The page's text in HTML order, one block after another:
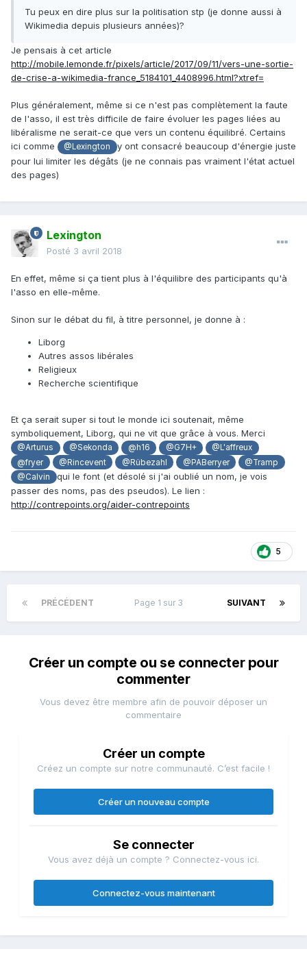
Tu peux en dire plus sur la politisation stp (je donne aussi à
Wikimedia depuis plusieurs années)?
Je pensais à cet article
http://mobile.lemonde.fr/pixels/article/2017/09/11/vers-une-sortie-
de-crise-a-wikimedia-france_5184101_4408996.html?xtref=
Plus généralement, même si ce n'est pas complètement la faute
de l'asso, il est très difficile de faire évoluer les pages liées au
libéralisme ne serait-ce que vers un contenu équilibré. Certains
ici comme
@Lexington
y ont consacré beaucoup d'énergie juste
pour lui limiter les dégâts (je ne connais pas vraiment l'état actuel
des pages)
Lexington
Posté 3 avril 2018
En effet, même si ça tient plus à l'équilibre des participants qu'à
l'asso en elle-même.
Sinon sur le débat du fil, à titre personnel, je donne à :
Liborg
Autres assos libérales
Religieux
Recherche scientifique
Et ça serait super si tout le monde ici soutenait, même
symboliquement, Liborg, qui ne vit que grâce à vous. Merci
@Arturus @Sekonda @h16 @G7H+
@L'affreux
@fryer
@Rincevent @Rübezahl @PABerryer
@Tramp
@Calvin
qui le font (et désolé si j'ai oublié un nom, je vois
passer des noms, pas des pseudos). Le lien :
http://contrepoints.org/aider-contrepoints
5
PRÉCÉDENT SUIVANT
Page 1 sur 3
Créer un compte ou se connecter pour
commenter
Vous devez être membre afin de pouvoir déposer un
commentaire
Créer un compte
Créez un compte sur notre communauté. C’est facile !
Créer un nouveau compte
Se connecter
Vous avez déjà un compte ? Connectez-vous ici.
Connectez-vous maintenant